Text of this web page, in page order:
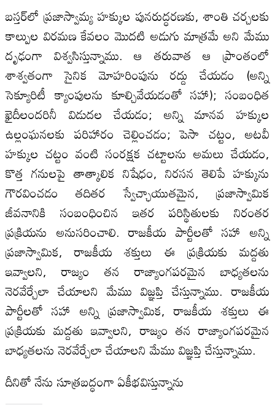
బస్తర్‌లో ప్రజాస్వామ్య హక్కుల పునరుద్ధరణకు, శాంతి చర్చలకు
కాల్పుల విరమణ కేవలం మొదటి అడుగు మాత్రమే అని మేము
దృఢంగా విశ్వసిస్తున్నాము. ఆ తరువాత ఆ ప్రాంతంలో
శాశ్వతంగా సైనిక మోహరింపును రద్దు చేయడం (అన్ని
సెక్యూరిటీ క్యాంపులను కూల్చివేయడంతో సహా); సంబంధిత
ఖైదీలందరినీ విడుదల చేయడం; అన్ని మానవ హక్కుల
ఉల్లంఘనలకు పరిహారం చెల్లించడం; పెసా చట్టం, అటవీ
హక్కుల చట్టం వంటి సంరక్షక చట్టాలను అమలు చేయడం,
కొత్త గనులపై తాత్కాలిక నిషేధం, నిరసన తెలిపే హక్కును
గౌరవించడం తదితర స్వేచ్ఛాయుతమైన, ప్రజాస్వామిక
జీవనానికి సంబంధించిన ఇతర పరిస్థితులకు నిరంతర
ప్రక్రియను అనుసరించాలి. రాజకీయ పార్టీలతో సహా అన్ని
ప్రజాస్వామిక, రాజకీయ శక్తులు ఈ ప్రక్రియకు మద్దతు
ఇవ్వాలని, రాజ్యం తన రాజ్యాంగపరమైన బాధ్యతలను
నెరవేర్చేలా చేయాలని మేము విజ్ఞప్తి చేస్తున్నాము. రాజకీయ
పార్టీలతో సహా అన్ని ప్రజాస్వామిక, రాజకీయ శక్తులు ఈ
ప్రక్రియకు మద్దతు ఇవ్వాలని, రాజ్యం తన రాజ్యాంగపరమైన
బాధ్యతలను నెరవేర్చేలా చేయాలని మేము విజ్ఞప్తి చేస్తున్నాము.
దీనితో నేను సూత్రబద్ధంగా ఏకీభవిస్తున్నాను